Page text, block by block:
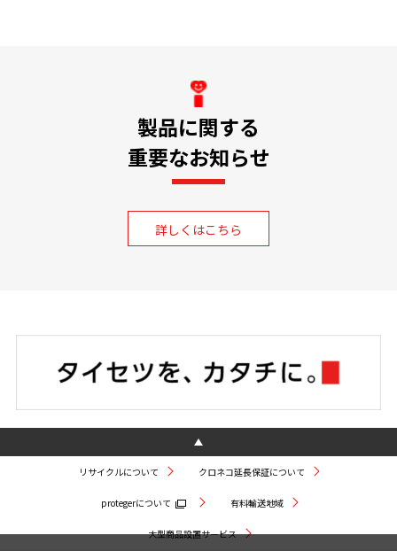
製品に関する
重要なお知らせ
詳しくはこちら
リサイクルについて クロネコ延長保証について
protegerについて 有料輸送地域
大型商品設置サービス